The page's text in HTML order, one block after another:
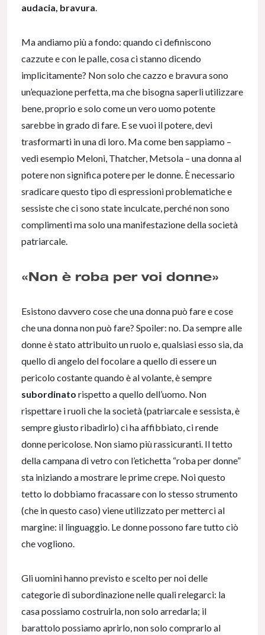
audacia, bravura.
Ma andiamo più a fondo: quando ci definiscono
cazzute e con le palle, cosa ci stanno dicendo
implicitamente? Non solo che cazzo e bravura sono
un’equazione perfetta, ma che bisogna saperli utilizzare
bene, proprio e solo come un vero uomo potente
sarebbe in grado di fare. E se vuoi il potere, devi
trasformarti in una di loro. Ma come ben sappiamo –
vedi esempio Meloni, Thatcher, Metsola – una donna al
potere non significa potere per le donne. È necessario
sradicare questo tipo di espressioni problematiche e
sessiste che ci sono state inculcate, perché non sono
complimenti ma solo una manifestazione della società
patriarcale.
«Non è roba per voi donne»
Esistono davvero cose che una donna può fare e cose
che una donna non può fare? Spoiler: no. Da sempre alle
donne è stato attribuito un ruolo e, qualsiasi esso sia, da
quello di angelo del focolare a quello di essere un
pericolo costante quando è al volante, è sempre
subordinato rispetto a quello dell’uomo. Non
rispettare i ruoli che la società (patriarcale e sessista, è
sempre giusto ribadirlo) ci ha affibbiato, ci rende
donne pericolose. Non siamo più rassicuranti. Il tetto
della campana di vetro con l’etichetta “roba per donne”
sta iniziando a mostrare le prime crepe. Noi questo
tetto lo dobbiamo fracassare con lo stesso strumento
(che in questo caso) viene utilizzato per metterci al
margine: il linguaggio. Le donne possono fare tutto ciò
che vogliono.
Gli uomini hanno previsto e scelto per noi delle
categorie di subordinazione nelle quali relegarci: la
casa possiamo costruirla, non solo arredarla; il
barattolo possiamo aprirlo, non solo comprarlo al